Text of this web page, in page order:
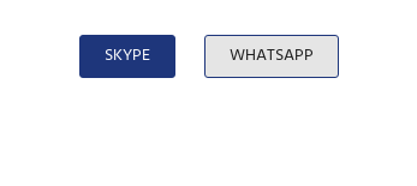
SKYPE WHATSAPP